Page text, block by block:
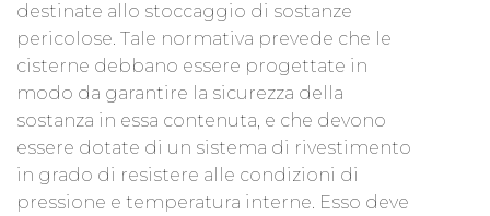
destinate allo stoccaggio di sostanze
pericolose. Tale normativa prevede che le
cisterne debbano essere progettate in
modo da garantire la sicurezza della
sostanza in essa contenuta, e che devono
essere dotate di un sistema di rivestimento
in grado di resistere alle condizioni di
pressione e temperatura interne. Esso deve